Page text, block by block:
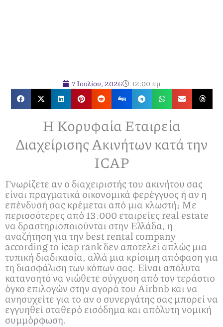
7 Ιουλίου, 2026 12:00 πμ
Η Κορυφαία Εταιρεία
Διαχείρισης Ακινήτων κατά την
ICAP
Γνωρίζετε αν ο διαχειριστής του ακινήτου σας
είναι πραγματικά οικονομικά φερέγγυος ή αν η
επένδυσή σας κρέμεται από μια κλωστή; Με
περισσότερες από 13.000 εταιρείες real estate
να δραστηριοποιούνται στην Ελλάδα, η
αναζήτηση για την best rental company
according to icap rank δεν αποτελεί απλώς μια
τυπική διαδικασία, αλλά μια κρίσιμη απόφαση για
τη διασφάλιση των κόπων σας. Είναι απόλυτα
κατανοητό να νιώθετε σύγχυση από τον τεράστιο
όγκο επιλογών στην αγορά του Airbnb και να
ανησυχείτε για το αν ο συνεργάτης σας μπορεί να
εγγυηθεί σταθερό εισόδημα και απόλυτη νομική
συμμόρφωση.